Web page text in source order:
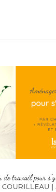
de travail pour
|